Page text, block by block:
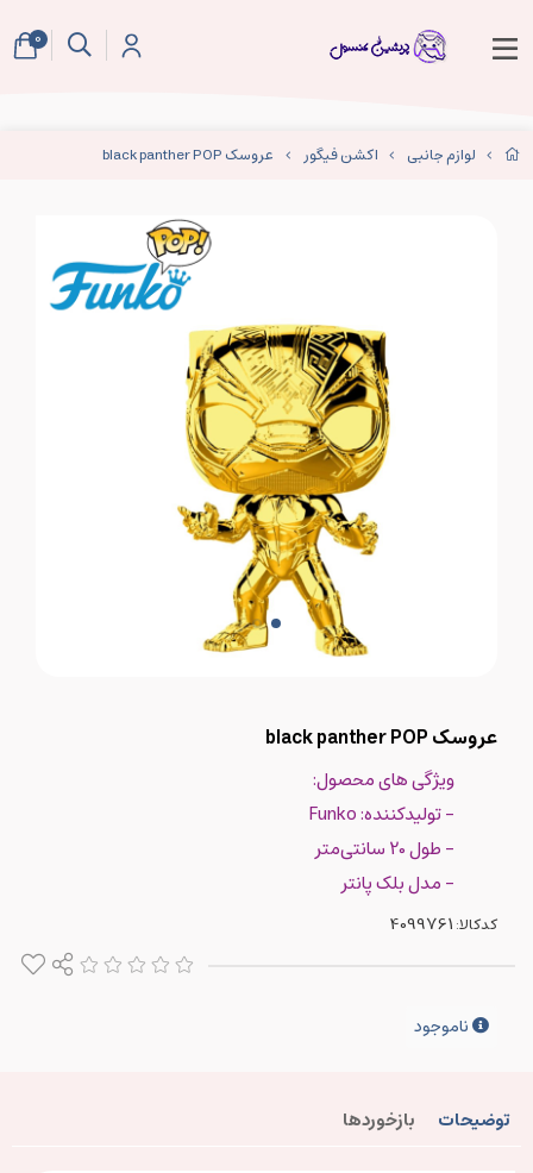
لوازم جانبی اکشن فیگور عروسک black panther POP
عروسک black panther POP
ویژگی های محصول:
- تولیدکننده: Funko
- طول 20 سانتی‌متر
- مدل بلک پانتر
کدکالا:
ناموجود
توضیحات بازخوردها
0